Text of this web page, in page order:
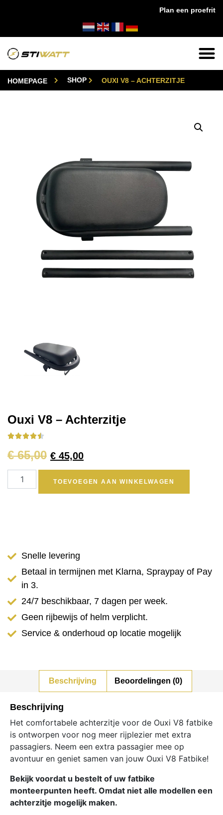
Plan een proefrit
HOMEPAGE SHOP OUXI V8 – ACHTERZITJE
Ouxi V8 – Achterzitje

€65,00 € 45,00
TOEVOEGEN AAN WINKELWAGEN
Snelle levering
Betaal in termijnen met Klarna, Spraypay of Pay
in 3.
24/7 beschikbaar, 7 dagen per week.
Geen rijbewijs of helm verplicht.
Service & onderhoud op locatie mogelijk
Beschrijving Beoordelingen (0)
Beschrijving
Het comfortabele achterzitje voor de Ouxi V8 fatbike
is ontworpen voor nog meer rijplezier met extra
passagiers. Neem een extra passagier mee op
avontuur en geniet samen van jouw Ouxi V8 Fatbike!
Bekijk voordat u bestelt of uw fatbike
monteerpunten heeft. Omdat niet alle modellen een
achterzitje mogelijk maken.